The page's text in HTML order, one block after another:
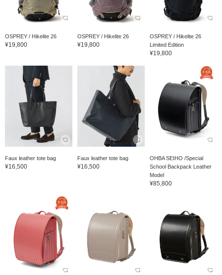
OSPREY / Hikelite 26
¥19,800
OSPREY / Hikelite 26
¥19,800
OSPREY / Hikelite 26
Limited Edition
¥19,800
Faux leather tote bag
¥16,500
Faux leather tote bag
¥16,500
OHBA SEIHO /Special
School Backpack Leather
Model
¥85,800